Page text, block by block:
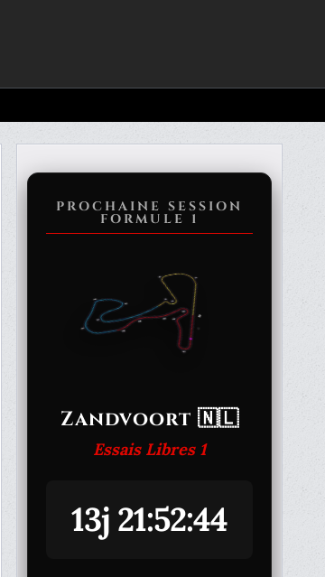
PROCHAINE SESSION
FORMULE 1
Zandvoort 🇳🇱
Essais Libres 1
13j 21:52:44